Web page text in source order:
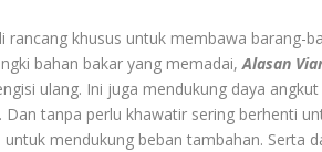
rancang khusus untuk membawa barang-
bahan bakar yang memadai,Alasan
ulang. Ini juga mendukung daya
tanpa perlu khawatir sering berhenti
untuk mendukung beban tambahan. Serta